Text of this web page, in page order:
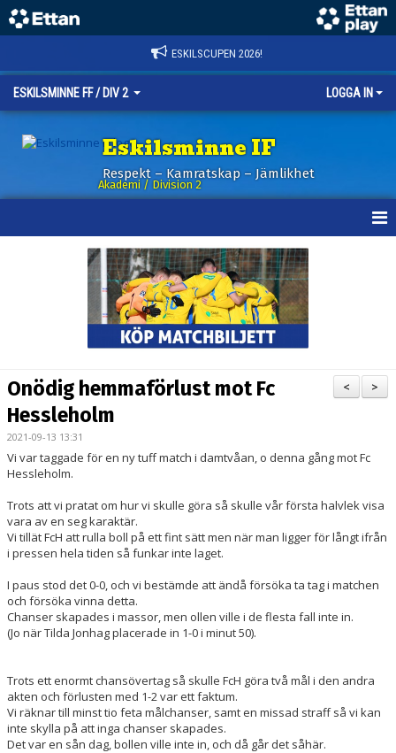
ESKILSCUPEN 2026!
ESKILSMINNE FF / DIV 2 LOGGA IN
Eskilsminne IF
Respekt – Kamratskap – Jämlikhet
Akademi / Division 2
BILDGALLERI
KONTAKT
MATCHER
DAM A
DIV. 3 VÄSTRA SKÅNE
>
<
Onödig hemmaförlust mot Fc
Hessleholm
2021-09-13 13:31
Vi var taggade för en ny tuff match i damtvåan, o denna gång mot Fc
Hessleholm.
Trots att vi pratat om hur vi skulle göra så skulle vår första halvlek visa
vara av en seg karaktär.
Vi tillät FcH att rulla boll på ett fint sätt men när man ligger för långt ifrån
i pressen hela tiden så funkar inte laget.
I paus stod det 0-0, och vi bestämde att ändå försöka ta tag i matchen
och försöka vinna detta.
Chanser skapades i massor, men ollen ville i de flesta fall inte in.
(Jo när Tilda Jonhag placerade in 1-0 i minut 50).
Trots ett enormt chansövertag så skulle FcH göra två mål i den andra
akten och förlusten med 1-2 var ett faktum.
Vi räknar till minst tio feta målchanser, samt en missad straff så vi kan
inte skylla på att inga chanser skapades.
Det var en sån dag, bollen ville inte in, och då går det såhär.